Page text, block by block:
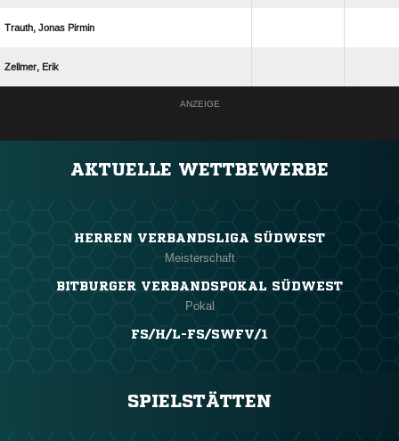
  
 
ANZEIGE
AKTUELLE WETTBEWERBE
HERREN VERBANDSLIGA SÜDWEST
Meisterschaft
BITBURGER VERBANDSPOKAL SÜDWEST
Pokal
FS/H/L-FS/SWFV/1
SPIELSTÄTTEN